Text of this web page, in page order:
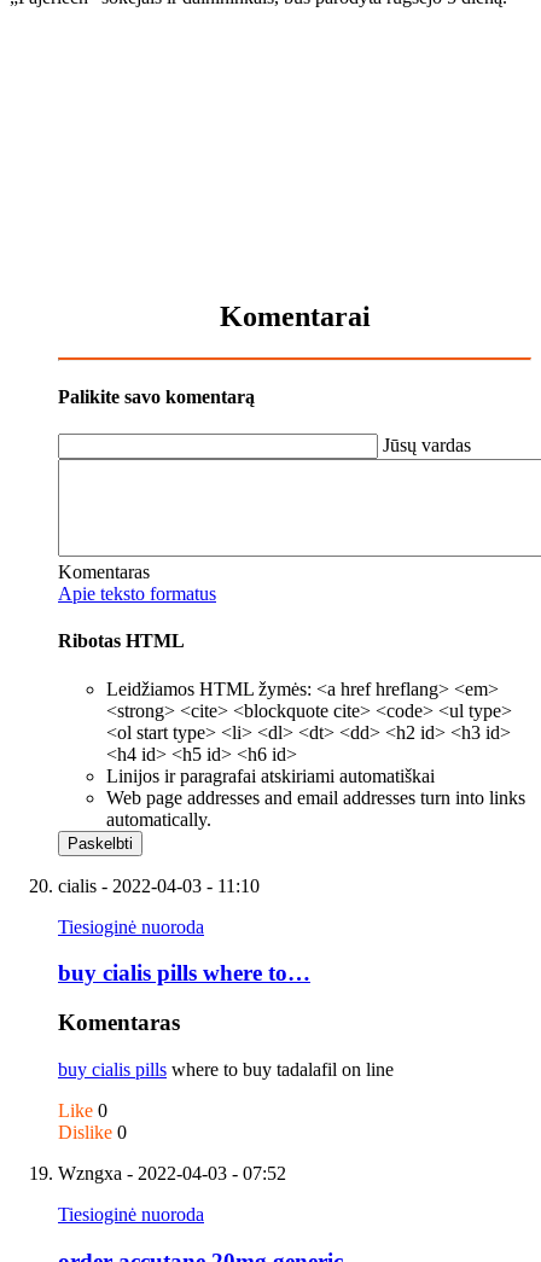
Komentarai
Palikite savo komentarą
Jūsų vardas
Komentaras
Apie teksto formatus
Ribotas HTML
Leidžiamos HTML žymės: <a href hreflang> <em>
<strong> <cite> <blockquote cite> <code> <ul type>
<ol start type> <li> <dl> <dt> <dd> <h2 id> <h3 id>
<h4 id> <h5 id> <h6 id>
Linijos ir paragrafai atskiriami automatiškai
Web page addresses and email addresses turn into links
automatically.
cialis - 2022-04-03 - 11:10
Tiesioginė nuoroda
buy cialis pills where to…
Komentaras
buy cialis pills where to buy tadalafil on line
Like 0
Dislike 0
Wzngxa - 2022-04-03 - 07:52
Tiesioginė nuoroda